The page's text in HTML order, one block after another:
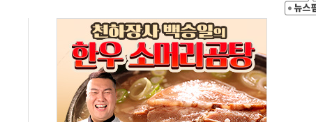
습 한계·탄약 부족 현실화
50㎜ 폭우…강원 동해안 강한 비 이어져
환경미화원 수거차에 치여 사망
동…60대 남성 2명 숨져